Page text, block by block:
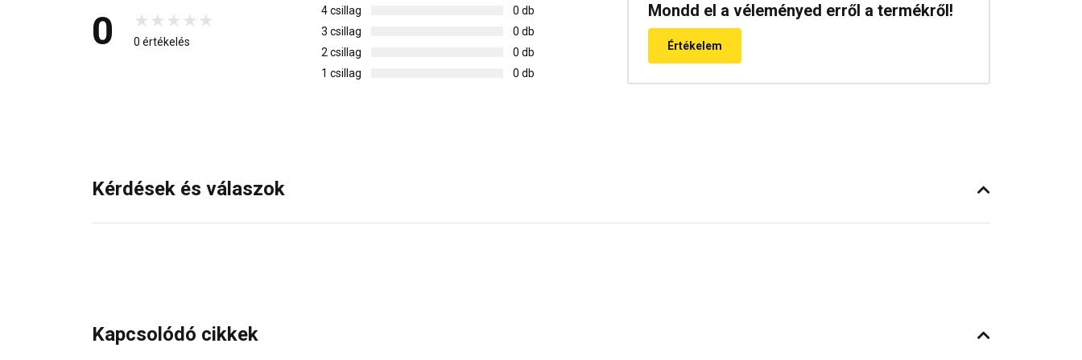
0 0 értékelés
4 csillag
0 db
3 csillag
0 db
2 csillag
0 db
1 csillag
0 db
Mondd el a véleményed erről a termékről!
Értékelem
Kérdések és válaszok
Kapcsolódó cikkek